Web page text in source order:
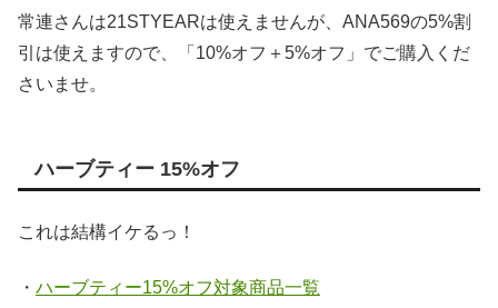
常連さんは21STYEARは使えませんが、ANA569の5%割
引は使えますので、「10%オフ＋5%オフ」でご購入くだ
さいませ。
ハーブティー 15%オフ
これは結構イケるっ！
・ ハーブティー15%オフ対象商品一覧